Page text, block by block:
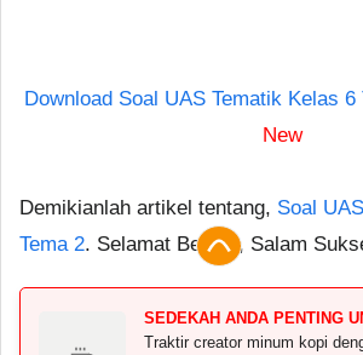
Download Soal UAS Tematik Kelas
New
Demikianlah artikel tentang, Soal
Tema 2. Selamat Belajar, Salam
SEDEKAH ANDA PENTING
Traktir creator minum kopi